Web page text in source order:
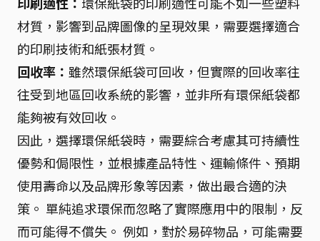
材質，影響到品牌圖像的呈現效果，需要選擇適合
的印刷技術和紙張材質。
回收率： 雖然環保紙袋可回收，但實際的回收率往
往受到地區回收系統的影響，並非所有環保紙袋都
能夠被有效回收。
因此，選擇環保紙袋時，需要綜合考慮其可持續性
優勢和侷限性，並根據產品特性、運輸條件、預期
使用壽命以及品牌形象等因素，做出最合適的決
策。 單純追求環保而忽略了實際應用中的限制，反
而可能得不償失。 例如，對於易碎物品，可能需要